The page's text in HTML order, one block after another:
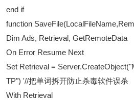
end if
function
Dim Ads, Retrieval, GetRemoteData
On Error Resume Next
Set Retrieval =
TP") '//把单词拆开防止杀毒软件误杀
With Retrieval